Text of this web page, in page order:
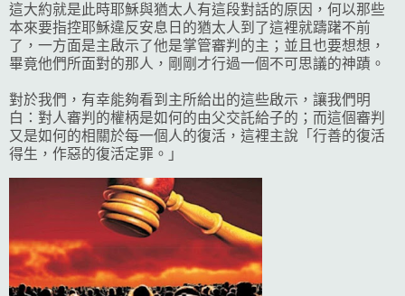
這大約就是此時耶穌與猶太人有這段對話的原因，何以那些
本來要指控耶穌違反安息日的猶太人到了這裡就躊躇不前
了，一方面是主啟示了他是掌管審判的主；並且也要想想，
畢竟他們所面對的那人，剛剛才行過一個不可思議的神蹟。
對於我們，有幸能夠看到主所給出的這些啟示，讓我們明
白：對人審判的權柄是如何的由父交託給子的；而這個審判
又是如何的相關於每一個人的復活，這裡主說「行善的復活
得生，作惡的復活定罪。」